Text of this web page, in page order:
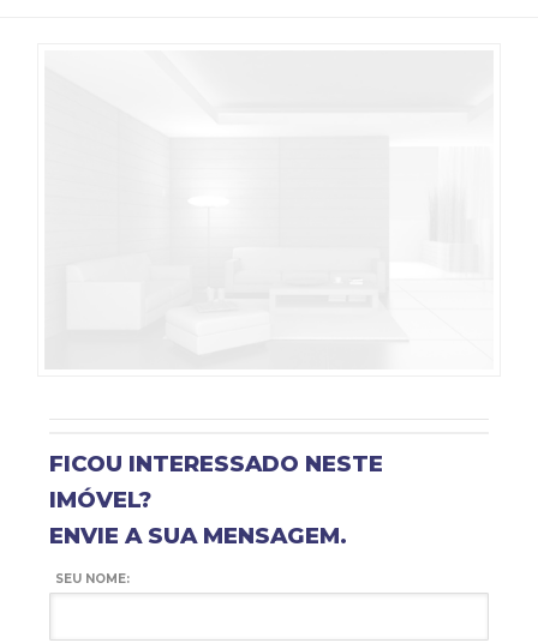
FICOU INTERESSADO NESTE
IMÓVEL?
ENVIE A SUA MENSAGEM.
SEU NOME: